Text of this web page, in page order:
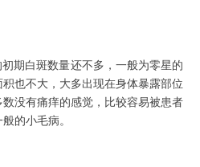
期白斑数量还不多，一般为零星的
也不大，大多出现在身体暴露部位
没有痛痒的感觉，比较容易被患者
的小毛病。